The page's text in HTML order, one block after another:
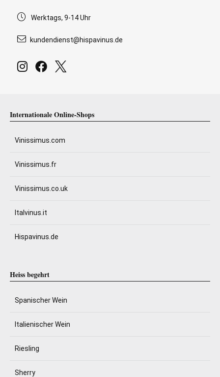
Werktags, 9-14 Uhr
kundendienst@hispavinus.de
Internationale Online-Shops
Vinissimus.com
Vinissimus.fr
Vinissimus.co.uk
Italvinus.it
Hispavinus.de
Heiss begehrt
Spanischer Wein
Italienischer Wein
Riesling
Sherry